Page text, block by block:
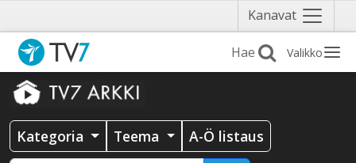
Kanavat Näytä
valikko
Valikko
Kategoria Teema A-Ö listaus